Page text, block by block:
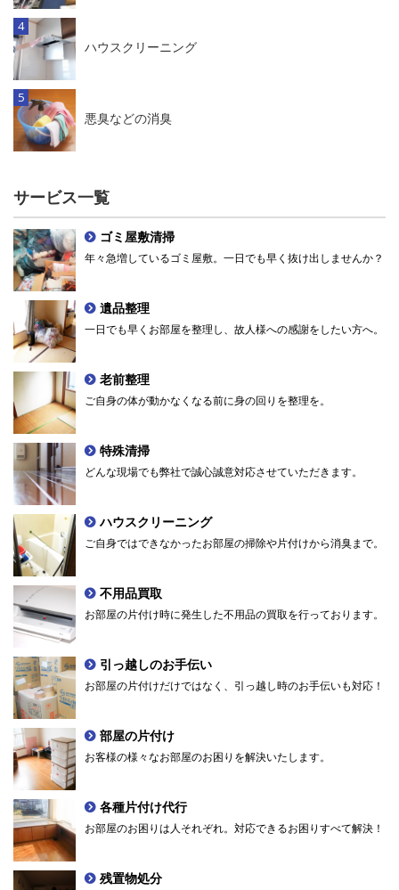
ハウスクリーニング
悪臭などの消臭
サービス一覧
ゴミ屋敷清掃
年々急増しているゴミ屋敷。一日でも早く抜け出しませんか？
遺品整理
一日でも早くお部屋を整理し、故人様への感謝をしたい方へ。
老前整理
ご自身の体が動かなくなる前に身の回りを整理を。
特殊清掃
どんな現場でも弊社で誠心誠意対応させていただきます。
ハウスクリーニング
ご自身ではできなかったお部屋の掃除や片付けから消臭まで。
不用品買取
お部屋の片付け時に発生した不用品の買取を行っております。
引っ越しのお手伝い
お部屋の片付けだけではなく、引っ越し時のお手伝いも対応！
部屋の片付け
お客様の様々なお部屋のお困りを解決いたします。
各種片付け代行
お部屋のお困りは人それぞれ。対応できるお困りすべて解決！
残置物処分